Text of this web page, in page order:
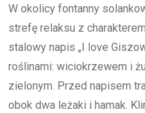
W okolicy fontanny
strefę relaksu z
stalowy napis „I love
roślinami: wiciokrzewem i
zielonym. Przed napisem
obok dwa leżaki i hamak.